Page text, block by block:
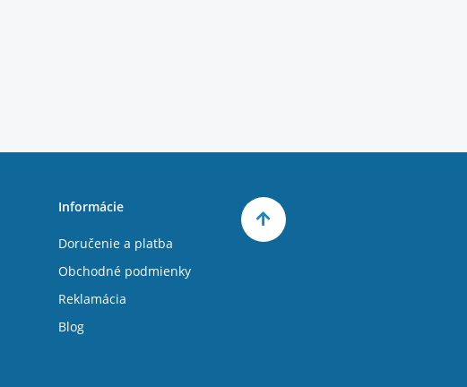
Informácie
Doručenie a platba
Obchodné podmienky
Reklamácia
Blog